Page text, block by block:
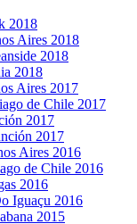
2018
Aires 2018
2018
2018
Aires 2017
de Chile 2017
2017
2017
Aires 2016
de Chile 2016
2016
Iguaçu 2016
2015